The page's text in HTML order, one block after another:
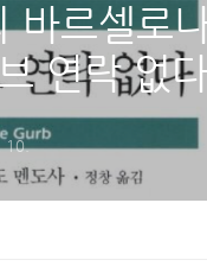
바르셀로
연락 없
도사)
10.